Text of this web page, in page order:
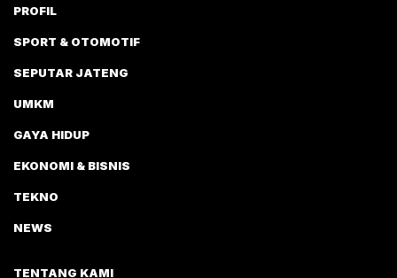
PROFIL
SPORT & OTOMOTIF
SEPUTAR JATENG
UMKM
GAYA HIDUP
EKONOMI & BISNIS
TEKNO
NEWS
TENTANG KAMI